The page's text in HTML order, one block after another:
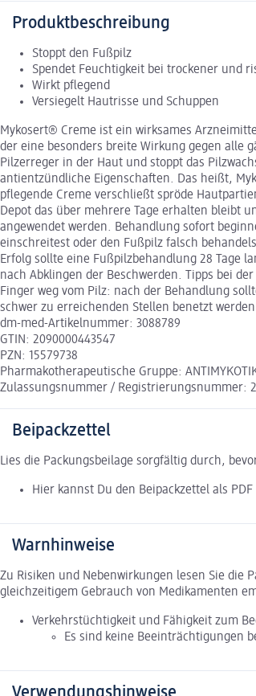
Produktbeschreibung
Stoppt den Fußpilz
Spendet Feuchtigkeit bei trockener und
Wirkt pflegend
Versiegelt Hautrisse und Schuppen
Mykosert® Creme ist ein wirksames
der eine besonders breite Wirkung gegen alle
Pilzerreger in der Haut und stoppt das
antientzündliche Eigenschaften. Das heißt,
pflegende Creme verschließt spröde
Depot das über mehrere Tage erhalten bleibt
angewendet werden. Behandlung sofort
einschreitest oder den Fußpilz falsch
Erfolg sollte eine Fußpilzbehandlung 28 Tage
nach Abklingen der Beschwerden. Tipps bei
Finger weg vom Pilz: nach der Behandlung
schwer zu erreichenden Stellen benetzt
dm-med-Artikelnummer: 3088789
GTIN: 2090000443547
PZN: 15579738
Pharmakotherapeutische Gruppe:
Zulassungsnummer / Registrierungsnummer:
Beipackzettel
Lies die Packungsbeilage sorgfältig durch,
Hier kannst Du den Beipackzettel als
Warnhinweise
Zu Risiken und Nebenwirkungen lesen Sie die
gleichzeitigem Gebrauch von Medikamenten
Verkehrstüchtigkeit und Fähigkeit zum
Es sind keine Beeinträchtigungen